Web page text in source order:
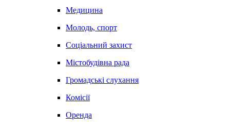
Медицина
Молодь, спорт
Соціальний захист
Містобудівна рада
Громадські слухання
Комісії
Оренда